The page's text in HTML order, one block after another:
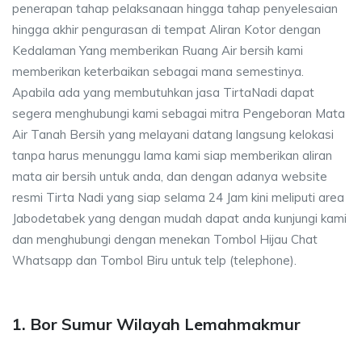
penerapan tahap pelaksanaan hingga tahap penyelesaian
hingga akhir pengurasan di tempat Aliran Kotor dengan
Kedalaman Yang memberikan Ruang Air bersih kami
memberikan keterbaikan sebagai mana semestinya.
Apabila ada yang membutuhkan jasa TirtaNadi dapat
segera menghubungi kami sebagai mitra Pengeboran Mata
Air Tanah Bersih yang melayani datang langsung kelokasi
tanpa harus menunggu lama kami siap memberikan aliran
mata air bersih untuk anda, dan dengan adanya website
resmi Tirta Nadi yang siap selama 24 Jam kini meliputi area
Jabodetabek yang dengan mudah dapat anda kunjungi kami
dan menghubungi dengan menekan Tombol Hijau Chat
Whatsapp dan Tombol Biru untuk telp (telephone).
1. Bor Sumur Wilayah Lemahmakmur